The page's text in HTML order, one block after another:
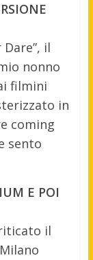
il
nonno
filmini
in
coming
sento
E POI
il